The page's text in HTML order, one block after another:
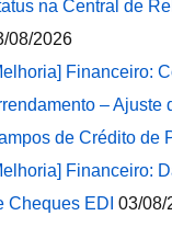
na Central de
08/2026
Financeiro:
– Ajuste
de Crédito de
Financeiro:
Cheques EDI 03/08/